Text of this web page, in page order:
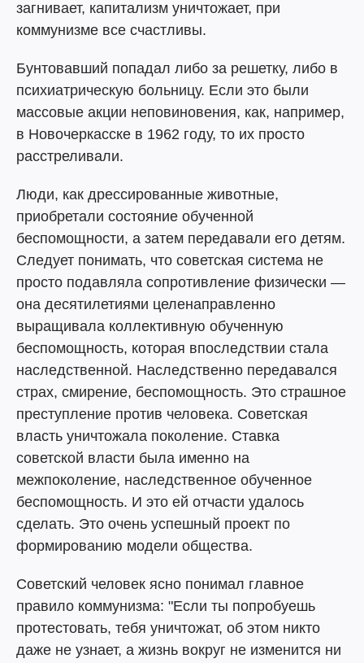
загнивает, капитализм уничтожает, при
коммунизме все счастливы.
Бунтовавший попадал либо за решетку, либо в
психиатрическую больницу. Если это были
массовые акции неповиновения, как, например,
в Новочеркасске в 1962 году, то их просто
расстреливали.
Люди, как дрессированные животные,
приобретали состояние обученной
беспомощности, а затем передавали его детям.
Следует понимать, что советская система не
просто подавляла сопротивление физически —
она десятилетиями целенаправленно
выращивала коллективную обученную
беспомощность, которая впоследствии стала
наследственной. Наследственно передавался
страх, смирение, беспомощность. Это страшное
преступление против человека. Советская
власть уничтожала поколение. Ставка
советской власти была именно на
межпоколение, наследственное обученное
беспомощность. И это ей отчасти удалось
сделать. Это очень успешный проект по
формированию модели общества.
Советский человек ясно понимал главное
правило коммунизма: "Если ты попробуешь
протестовать, тебя уничтожат, об этом никто
даже не узнает, а жизнь вокруг не изменится ни